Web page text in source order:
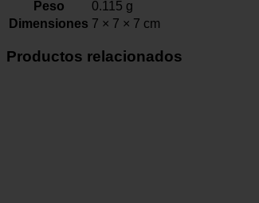
Peso
0.115 g
Dimensiones 7 × 7 × 7 cm
Productos relacionados